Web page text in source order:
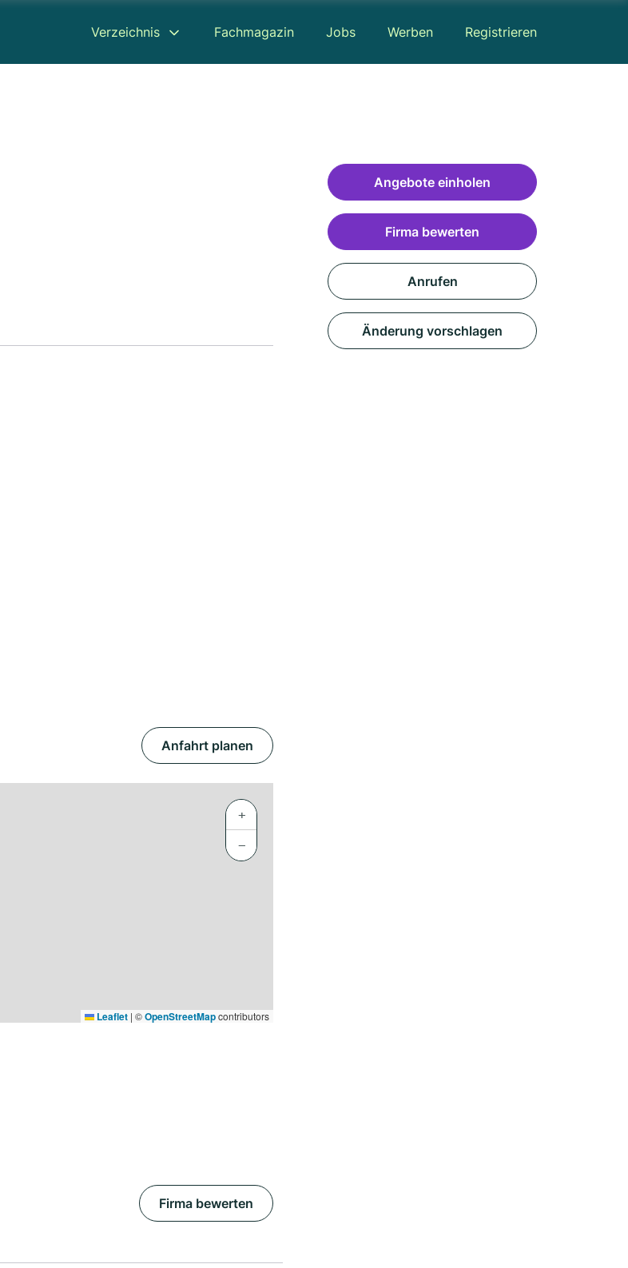
Verzeichnis Fachmagazin Jobs Werben Registrieren
Anfahrt planen
+
−
Leaflet | ©OpenStreetMapcontributors
Firma bewerten
Angebote einholen
Firma bewerten
Anrufen
Änderung vorschlagen